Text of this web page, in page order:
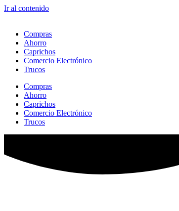
Ir al contenido
Compras
Ahorro
Caprichos
Comercio Electrónico
Trucos
Compras
Ahorro
Caprichos
Comercio Electrónico
Trucos